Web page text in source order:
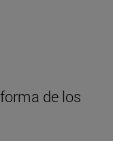
de los